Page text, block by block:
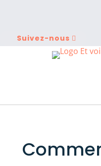
Suivez-nous